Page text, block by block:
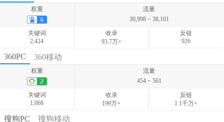
权重
流量
30,998 ~ 38,101
关键词
2,424
收录
93.7万+
反链
926
权重
关键词
1,041
360PC 360移动
权重
流量
454 ~ 561
关键词
1,068
收录
199万+
反链
1.1千万+
权重
搜狗PC 搜狗移动